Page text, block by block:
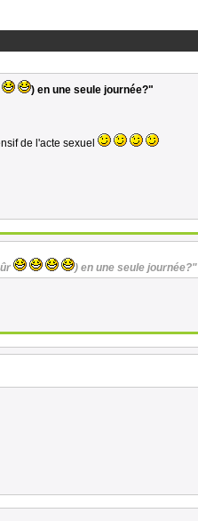
) en une seule journée?"
de l'acte sexuel
) en une seule journée?"